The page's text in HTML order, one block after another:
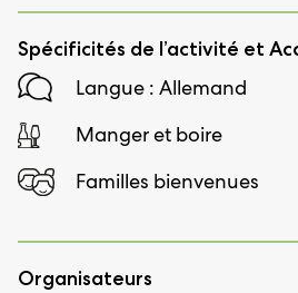
Spécificités de l’activité et
Langue : Allemand
Manger et boire
Familles bienvenues
Organisateurs